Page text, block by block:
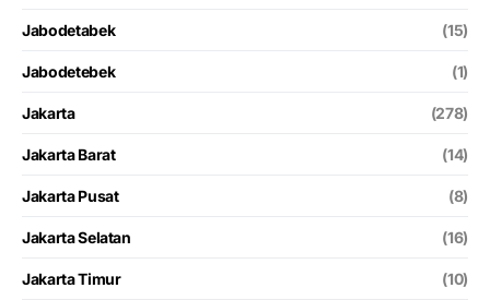
Jabodetabek (15)
Jabodetebek (1)
Jakarta (278)
Jakarta Barat (14)
Jakarta Pusat (8)
Jakarta Selatan (16)
Jakarta Timur (10)